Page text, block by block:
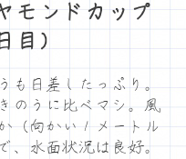
モンドカップ
目）
も日差したっぷり。
のうに比べマシ。風
（向かい１メートル
、水面状況は良好。